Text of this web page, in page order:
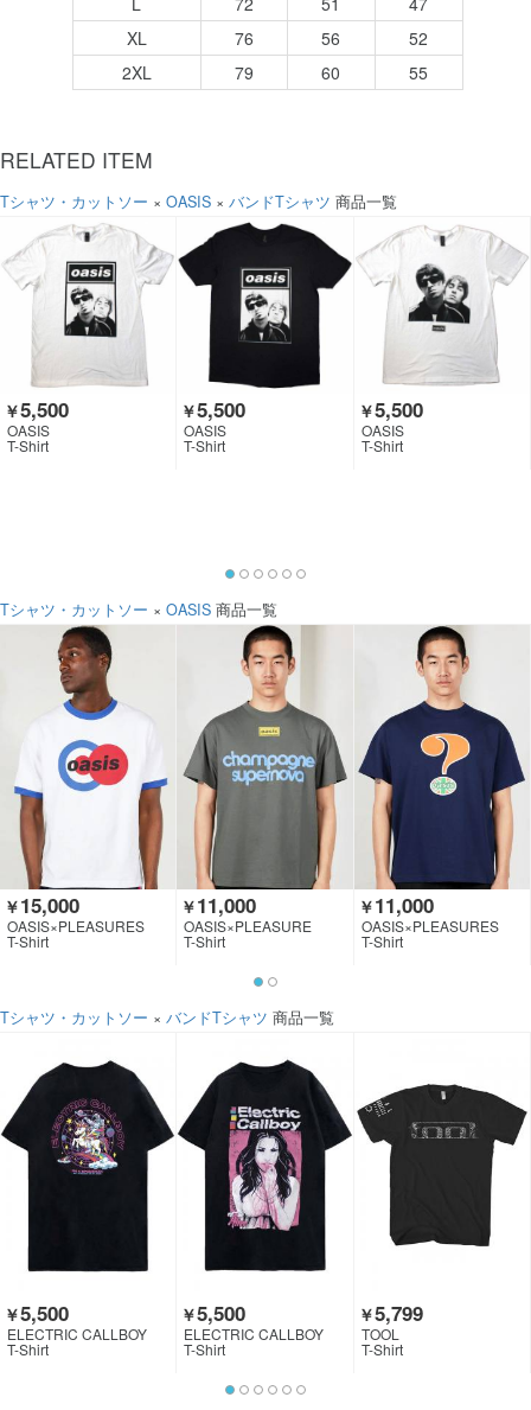
XL
76 56
52
2XL
79 60 55
RELATED ITEM
Tシャツ・カットソー × OASIS × バンドTシャツ 商品一覧
￥5,500
OASIS
T-Shirt
￥5,500
OASIS
T-Shirt
￥5,500
OASIS
T-Shirt
Tシャツ・カットソー × OASIS 商品一覧
￥15,000
OASIS×PLEASURES
T-Shirt
￥11,000
OASIS×PLEASURE
T-Shirt
￥11,000
OASIS×PLEASURES
T-Shirt
Tシャツ・カットソー × バンドTシャツ 商品一覧
￥5,500
ELECTRIC CALLBOY
T-Shirt
￥5,500
ELECTRIC CALLBOY
T-Shirt
￥5,799
TOOL
T-Shirt